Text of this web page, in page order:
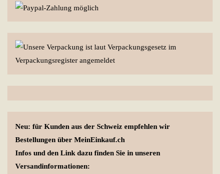
Neu: für Kunden aus der Schweiz empfehlen wir
Bestellungen über MeinEinkauf.ch
Infos und den Link dazu finden Sie in unseren
Versandinformationen: